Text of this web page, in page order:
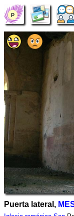
Puerta lateral,